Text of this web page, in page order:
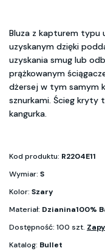
Bluza z kapturem typu
uzyskanym dzięki
uzyskania smug lub
prążkowanym
dżersej w tym samym
sznurkami. Ścieg kryty
kangurka.
Kod produktu: R2204E11
Wymiar: S
Kolor: Szary
Materiał: Dzianina100%
Dostępność: 100 szt.
Katalog: Bullet